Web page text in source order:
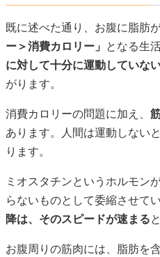
既に述べた通り、お腹に脂肪
ー＞消費カロリー」 となる生
に対して十分に運動していな
がります。
消費カロリーの問題に加え、
あります。人間は運動しないと
ります。
ミオスタチンというホルモン
らないものとして委縮させて
降は、そのスピードが速まる
お腹周りの筋肉には、脂肪を